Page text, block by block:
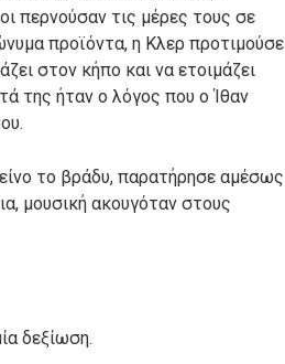
περνούσαν τις μέρες τους σε
προϊόντα, η Κλερ προτιμούσε
στον κήπο και να ετοιμάζει
της ήταν ο λόγος που ο Ίθαν
το βράδυ, παρατήρησε αμέσως
μουσική ακουγόταν στους
δεξίωση.